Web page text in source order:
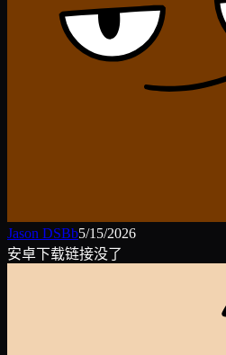
Jason DSBb5/15/2026
安卓下载链接没了